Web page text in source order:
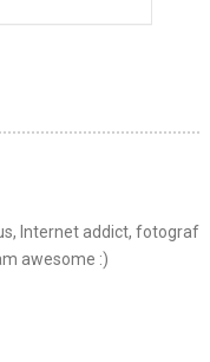
Internet addict, fotograf
awesome :)